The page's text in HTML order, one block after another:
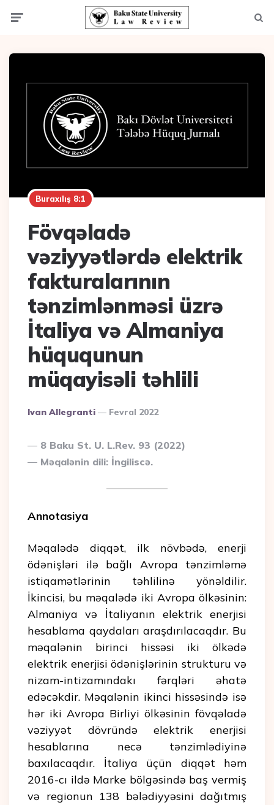
Buraxılış 8:1
Fövqəladə
vəziyyətlərdə elektrik
fakturalarının
tənzimlənməsi üzrə
İtaliya və Almaniya
hüququnun
müqayisəli təhlili
Posted
Ivan Allegranti Fevral 2022
8 Baku St. U. L.Rev. 93 (2022)
Məqalənin dili: İngiliscə.
Annotasiya
Məqalədə diqqət, ilk növbədə, enerji
ödənişləri ilə bağlı Avropa tənzimləmə
istiqamətlərinin təhlilinə yönəldilir.
İkincisi, bu məqalədə iki Avropa ölkəsinin:
Almaniya və İtaliyanın elektrik enerjisi
hesablama qaydaları araşdırılacaqdır. Bu
məqalənin birinci hissəsi iki ölkədə
elektrik enerjisi ödənişlərinin strukturu və
nizam-intizamındakı fərqləri əhatə
edəcəkdir. Məqalənin ikinci hissəsində isə
hər iki Avropa Birliyi ölkəsinin fövqəladə
vəziyyət dövründə elektrik enerjisi
hesablarına necə tənzimlədiyinə
baxılacaqdır. İtaliya üçün diqqət həm
2016-cı ildə Marke bölgəsində baş vermiş
və regionun 138 bələdiyyəsini dağıtmış